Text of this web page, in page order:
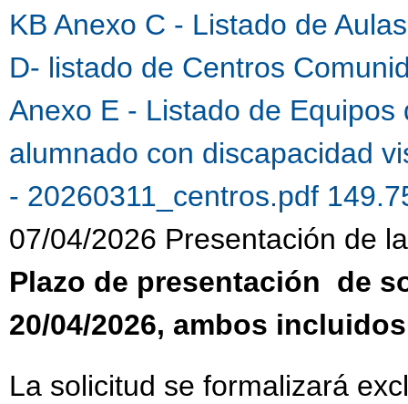
KB Anexo C - Listado de
D- listado de Centros
Anexo E - Listado de
alumnado con discapacidad
- 20260311_centros.pdf
07/04/2026 Presentación de
Plazo de presentación de
20/04/2026, ambos incluidos
La solicitud se formalizará